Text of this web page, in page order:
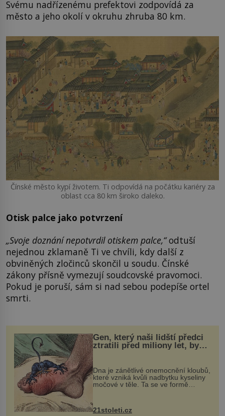
Svému nadřízenému prefektovi zodpovídá za
město a jeho okolí v okruhu zhruba 80 km.
Čínské město kypí životem. Ti odpovídá na počátku kariéry za
oblast cca 80 km široko daleko.
Otisk palce jako potvrzení
„Svoje doznání nepotvrdil otiskem palce,“odtuší
nejednou zklamaně Ti ve chvíli, kdy další z
obviněných zločinců skončil u soudu. Čínské
zákony přísně vymezují soudcovské pravomoci.
Pokud je poruší, sám si nad sebou podepíše ortel
smrti.
Gen, který naši lidští předci
ztratili před miliony let, by
mohl pomoci s léčbou
„nemoci králů“
Dna je zánětlivé onemocnění kloubů,
které vzniká kvůli nadbytku kyseliny
močové v těle. Ta se ve formě
nohou, a způsobuje bole...
21stoleti.cz